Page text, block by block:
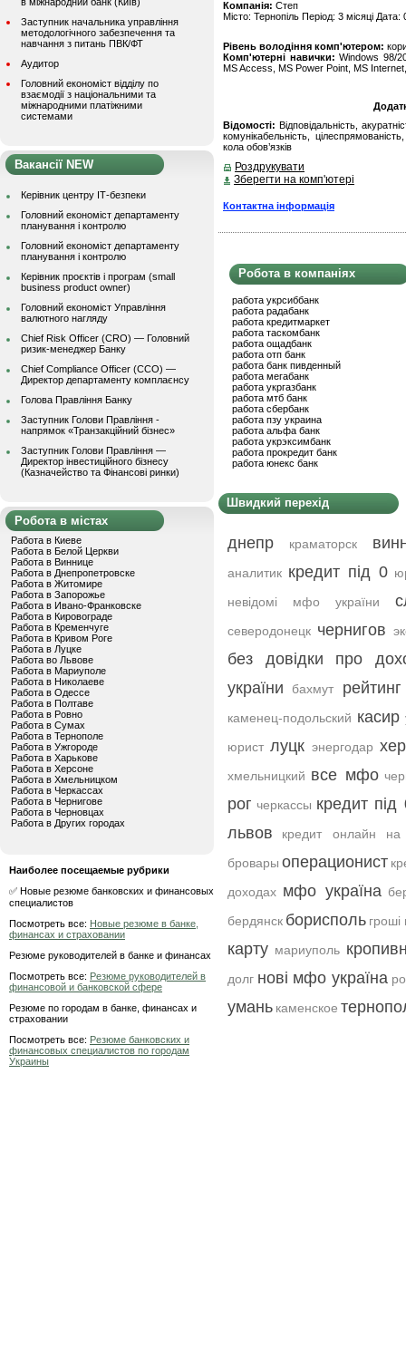
Заступник начальника управління
методологічного забезпечення та
навчання з питань ПВК/ФТ
Аудитор
Головний економіст відділу по
взаємодії з національними та
міжнародними платіжними
системами
Вакансії NEW
Керівник центру ІТ-безпеки
Головний економіст департаменту
планування і контролю
Головний економіст департаменту
планування і контролю
Керівник проєктів і програм (small
business product owner)
Головний економіст Управління
валютного нагляду
Chief Risk Officer (CRO) — Головний
ризик-менеджер Банку
Chief Compliance Officer (CCO) —
Директор департаменту комплаєнсу
Голова Правління Банку
Заступник Голови Правління -
напрямок «Транзакційний бізнес»
Заступник Голови Правління —
Директор інвестиційного бізнесу
(Казначейство та Фінансові ринки)
Робота в містах
Работа в Киеве
Работа в Белой Церкви
Работа в Виннице
Работа в Днепропетровске
Работа в Житомире
Работа в Запорожье
Работа в Ивано-Франковске
Работа в Кировограде
Работа в Кременчуге
Работа в Кривом Роге
Работа в Луцке
Работа во Львове
Работа в Мариуполе
Работа в Николаеве
Работа в Одессе
Работа в Полтаве
Работа в Ровно
Работа в Сумах
Работа в Тернополе
Работа в Ужгороде
Работа в Харькове
Работа в Херсоне
Работа в Хмельницком
Работа в Черкассах
Работа в Чернигове
Работа в Черновцах
Работа в Других городах
Наиболее посещаемые рубрики
✅ Новые резюме банковских и финансовых
специалистов
Посмотреть все: Новые резюме в банке,
финансах и страховании
Резюме руководителей в банке и финансах
Посмотреть все: Резюме руководителей в
финансовой и банковской сфере
Резюме по городам в банке, финансах и
страховании
Посмотреть все: Резюме банковских и
финансовых специалистов по городам
Украины
Компанія: Степ
Місто: Тернопіль Період: 3 місяці Дата:
Рівень володіння комп'ютером:
Комп'ютерні навички: Windows 98/
MS Access, MS Power Point, MS
Відомості: Відповідальність,
комунікабельність,
кола обов’язків
Роздрукувати
Зберегти на комп'ютері
Контактна інформація
Робота в компаніях
работа укрсиббанк
работа радабанк
работа кредитмаркет
работа таскомбанк
работа ощадбанк
работа отп банк
работа банк пивденный
работа мегабанк
работа укргазбанк
работа мтб банк
работа сбербанк
работа пзу украина
работа альфа банк
работа укрэксимбанк
работа прокредит банк
работа юнекс банк
Швидкий перехід
днепр краматорск
аналитик кредит під 0
невідомі мфо україни
северодонецк чернигов
без довідки про
україни
бахмут
каменец-подольский касир
юрист луцк энергодар
хмельницкий все мфо
рог черкассы кредит під
львов
кредит онлайн на
бровары операционист
доходах мфо україна
бердянск борисполь гроші
карту мариуполь
долг нові мфо україна
умань каменское